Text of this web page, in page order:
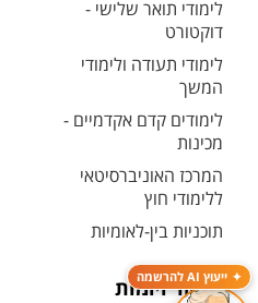
ייעוץ AI להרשמה
לימודי תואר שלישי -
דוקטורט
לימודי תעודה ולימודי
המשך
לימודים קדם אקדמיים -
מכינות
המרכז האוניברסיטאי
ללימודי חוץ
תוכניות בין-לאומיות
מחקר ויזמות